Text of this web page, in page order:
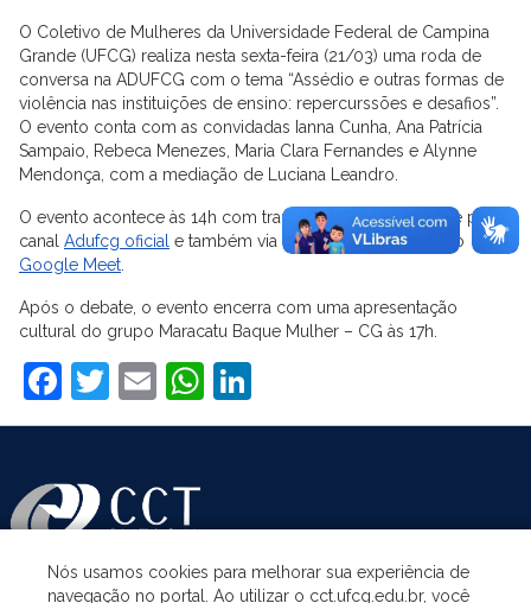
O Coletivo de Mulheres da Universidade Federal de Campina
Grande (UFCG) realiza nesta sexta-feira (21/03) uma roda de
conversa na ADUFCG com o tema “Assédio e outras formas de
violência nas instituições de ensino: repercurssões e desafios”.
O evento conta com as convidadas Ianna Cunha, Ana Patrícia
Sampaio, Rebeca Menezes, Maria Clara Fernandes e Alynne
Mendonça, com a mediação de Luciana Leandro.
O evento acontece às 14h com transmissão pelo youtube pelo
canal Adufcg oficial e também via chamada de vídeo pelo
Google Meet
Após o debate, o evento encerra com uma apresentação
cultural do grupo Maracatu Baque Mulher – CG às 17h.
Facebook
Twitter
EmailWhatsApp
Nós usamos cookies para melhorar sua experiência de
navegação no portal. Ao utilizar o cct.ufcg.edu.br, você